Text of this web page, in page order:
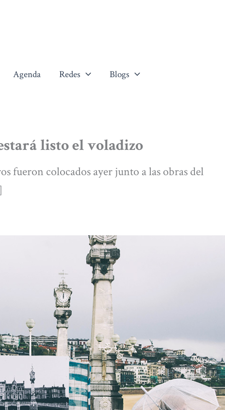
Agenda Redes Blogs
listo el voladizo
fueron colocados ayer junto a las obras del